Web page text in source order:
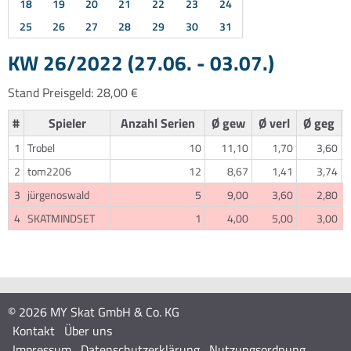
18 19 20 21 22 23
24
25
26 27 28 29 30 31
KW 26/2022 (27.06. - 03.07.)
Stand Preisgeld: 28,00 €
#
Spieler Anzahl Serien Ø gew Ø verl Ø geg
1 Trobel 10 11,10 1,70
3,60
2 tom2206 12 8,67 1,41
3,74
3 jürgenoswald 5 9,00 3,60
2,80
4 SKATMINDSET 1 4,00 5,00 3,00
© 2026 MY Skat GmbH & Co. KG
Kontakt Über uns